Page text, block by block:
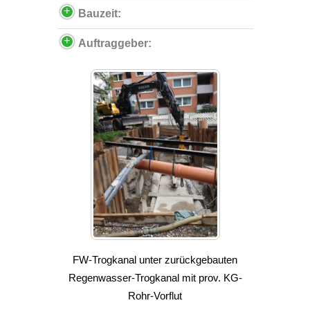
Bauzeit:
Auftraggeber:
FW-Trogkanal unter zurückgebauten
Regenwasser-Trogkanal mit prov. KG-
Rohr-Vorflut